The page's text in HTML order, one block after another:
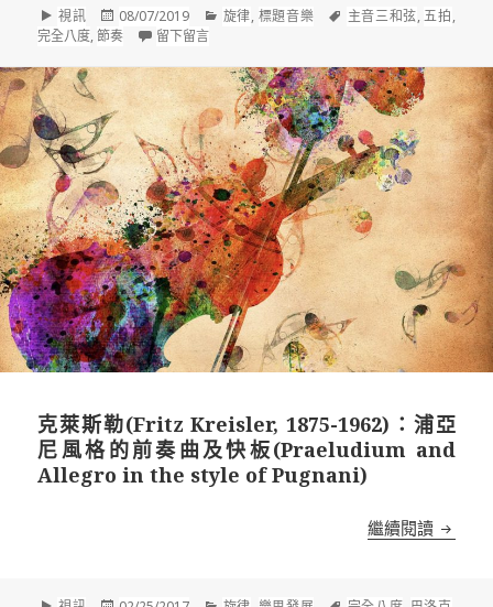
格
式
視訊
發
佈
08/07/2019
分
旋律, 標題音樂
標
主音三和弦,五拍,
完全八度,節奏 留下留言在 葛利格(Grieg, 1843-1907)： 抒情小品第一
克萊斯勒(Fritz Kreisler, 1875-1962)：浦亞
尼風格的前奏曲及快板(Praeludium and
Allegro in the style of Pugnani)
繼續閱讀 克萊